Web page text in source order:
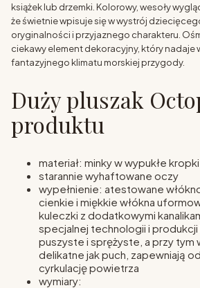
książek lub drzemki. Kolorowy, wesoły
że świetnie wpisuje się w wystrój
oryginalności i przyjaznego charakteru.
ciekawy element dekoracyjny, który nadaje
fantazyjnego klimatu morskiej przygody.
Duży pluszak
produktu
materiał: minky w wypukłe kropki
starannie wyhaftowane oczy
wypełnienie: atestowane
cienkie i miękkie włókna
kuleczki z dodatkowymi
specjalnej technologii i produkcji
puszyste i sprężyste, a przy tym
delikatne jak puch, zapewniają
cyrkulację powietrza
wymiary: